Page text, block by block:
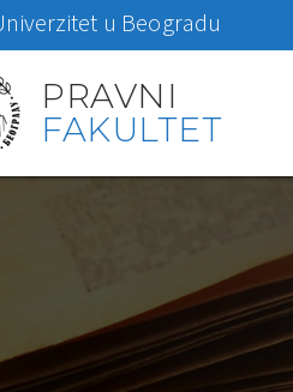
u Beogradu
PRAVNI
FAKULTET